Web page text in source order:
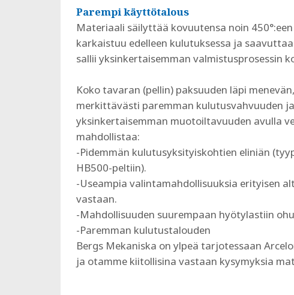
Parempi käyttötalous
Materiaali säilyttää kovuutensa noin
karkaistuu edelleen kulutuksessa ja
sallii yksinkertaisemman valmistusprosessin
​​​​​​​Koko tavaran (pellin) paksuuden läpi menevän,
merkittävästi paremman kulutusvahvuuden
yksinkertaisemman muotoiltavuuden avulla
mahdollistaa:
-Pidemmän kulutusyksityiskohtien eliniän
HB500-peltiin).
-Useampia valintamahdollisuuksia erityisen
vastaan.
-Mahdollisuuden suurempaan hyötylastiin
-Paremman kulutustalouden
Bergs Mekaniska on ylpeä tarjotessaan
ja otamme kiitollisina vastaan kysymyksia